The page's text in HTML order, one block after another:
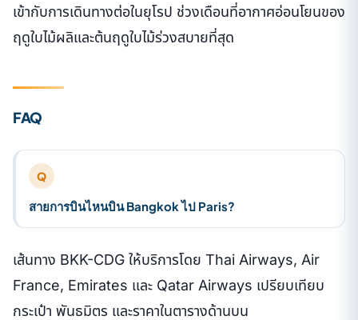
เข้ากับการเดินทางต่อในยุโรป ช่วงเดือนที่อากาศอ่อนโยนของ
ฤดูใบไม้ผลิและต้นฤดูใบไม้ร่วงสบายที่สุด
FAQ
Q
สายการบินไหนบิน Bangkok ไป Paris?
เส้นทาง BKK-CDG ให้บริการโดย Thai Airways, Air
France, Emirates และ Qatar Airways เปรียบเทียบ
กระเป๋า พันธมิตร และราคาในตารางด้านบน